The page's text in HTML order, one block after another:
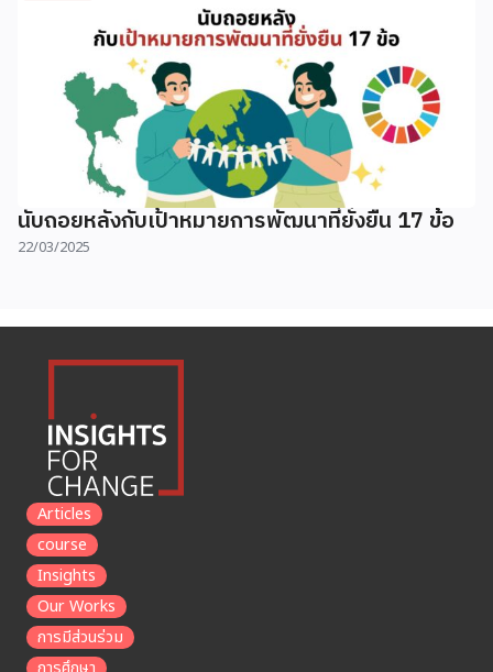
นับถอยหลังกับเป้าหมายการพัฒนาที่ยั่งยืน 17 ข้อ
22/03/2025
Articles
course
Insights
Our Works
การมีส่วนร่วม